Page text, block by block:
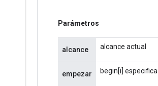
Parámetros
alcance alcance actual
empezar begin[i]